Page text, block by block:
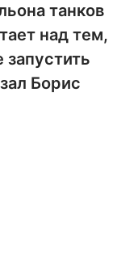
танков
над тем,
Борис